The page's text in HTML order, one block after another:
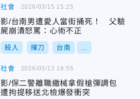
社會
影/台南男遭愛人當街捅死！ 父驗
屍崩潰怒罵：心術不正
殺人 揮刀 台南
2026/03/15 15:25
社會
影/保二警離職繳械拿假槍彈調包
遭拘提移送北檢爆發衝突
2026/03/13 18:55